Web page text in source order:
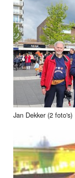
Jan Dekker (2 foto's)